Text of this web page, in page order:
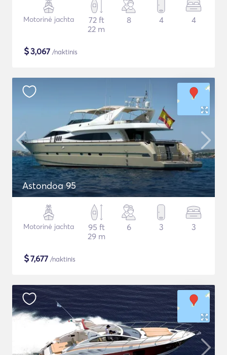
Motorinė jachta
72 ft
22 m
8 4 4
$3,067 /naktinis
Astondoa 95
Motorinė jachta
95 ft
29 m
6 3 3
$7,677 /naktinis